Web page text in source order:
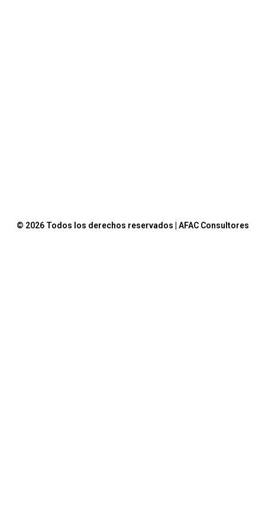
© 2026 Todos los derechos reservados | AFAC Consultores